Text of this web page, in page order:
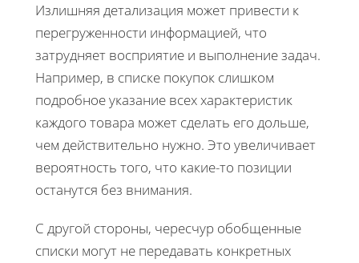
Излишняя детализация может привести к
перегруженности информацией, что
затрудняет восприятие и выполнение задач.
Например, в списке покупок слишком
подробное указание всех характеристик
каждого товара может сделать его дольше,
чем действительно нужно. Это увеличивает
вероятность того, что какие-то позиции
останутся без внимания.
С другой стороны, чересчур обобщенные
списки могут не передавать конкретных